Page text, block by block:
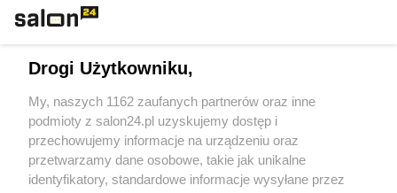
Sport
Społeczeństwo
Kultura
Drogi Użytkowniku,
My, naszych 1162 zaufanych partnerów oraz inne
podmioty z salon24.pl uzyskujemy dostęp i
przechowujemy informacje na urządzeniu oraz
przetwarzamy dane osobowe, takie jak unikalne
identyfikatory, standardowe informacje wysyłane przez